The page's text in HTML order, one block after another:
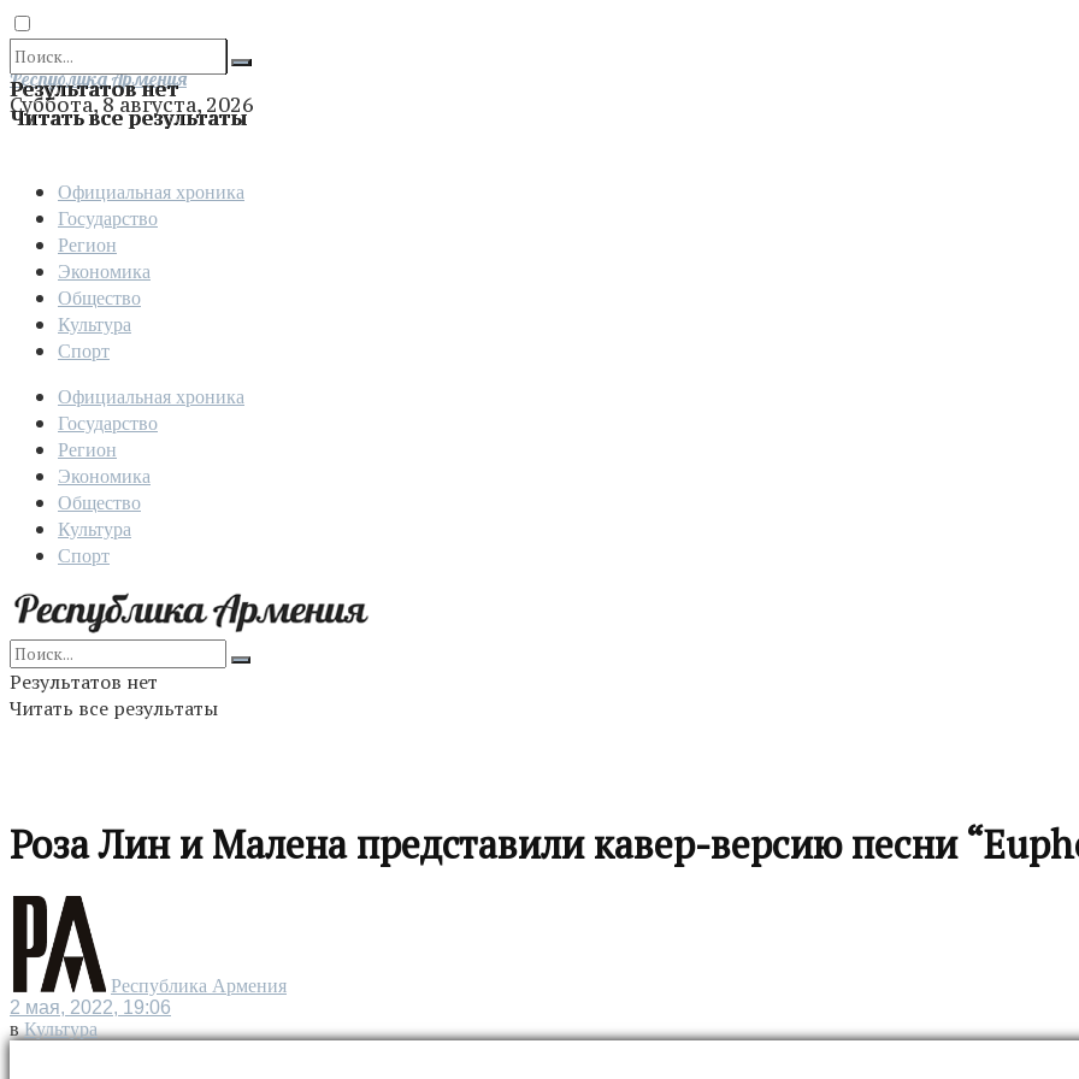
Результатов нет
Читать все результаты
Отправить
Республика Армения
Суббота, 8 августа, 2026
Официальная хроника
Государство
Регион
Экономика
Общество
Культура
Спорт
Официальная хроника
Государство
Регион
Экономика
Общество
Культура
Спорт
Результатов нет
Читать все результаты
Роза Лин и Малена представили кавер-версию песни
Республика Армения
2 мая, 2022, 19:06
в Культура